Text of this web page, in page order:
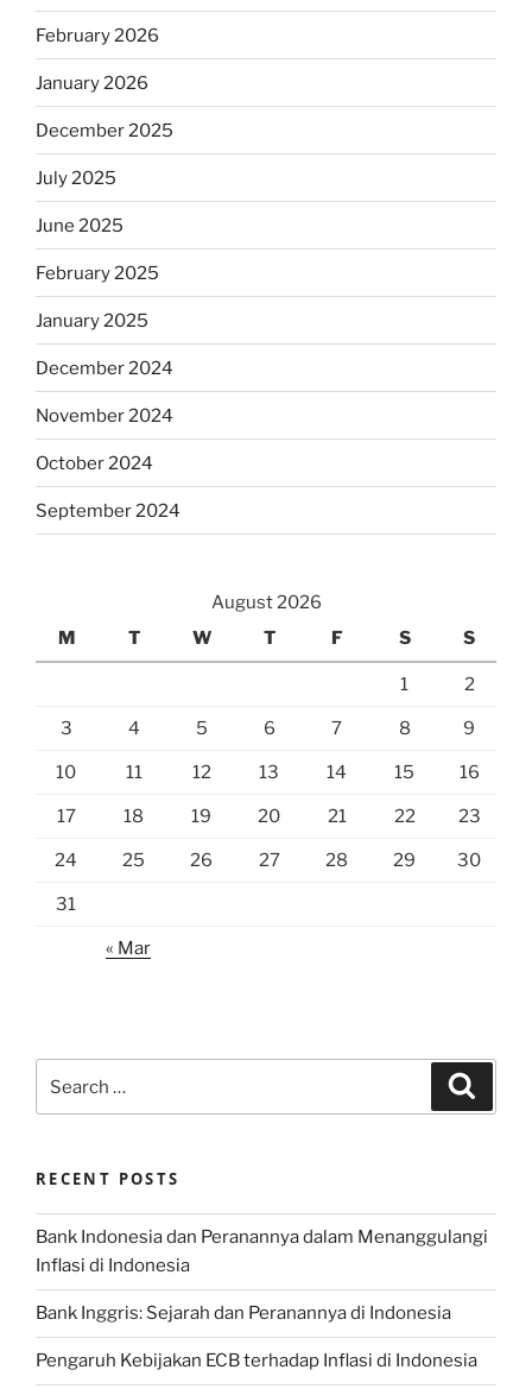
February 2026
January 2026
December 2025
July 2025
June 2025
February 2025
January 2025
December 2024
November 2024
October 2024
September 2024
August 2026
M
T W T F S S
1 2
3 4 5 6 7 8 9
10 11 12 13 14 15 16
17 18 19 20 21 22 23
24 25 26 27 28 29 30
31
« Mar
for:
RECENT POSTS
Bank Indonesia dan Peranannya dalam Menanggulangi
Inflasi di Indonesia
Bank Inggris: Sejarah dan Peranannya di Indonesia
Pengaruh Kebijakan ECB terhadap Inflasi di Indonesia